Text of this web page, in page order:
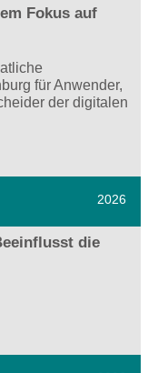
Fokus auf
für Anwender,
der digitalen
2026
die